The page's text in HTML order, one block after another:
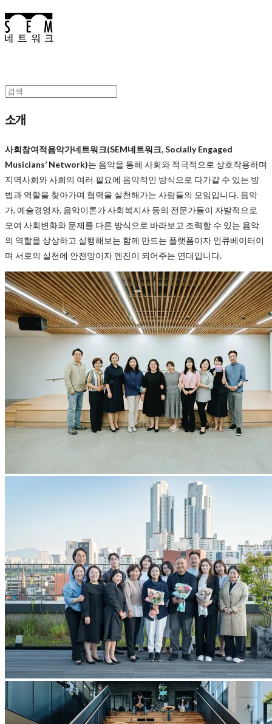
소개
사회참여적음악가네트워크(SEM네트워크, Socially Engaged
Musicians’ Network)는 음악을 통해 사회와 적극적으로 상호작용하며
지역사회와 사회의 여러 필요에 음악적인 방식으로 다가갈 수 있는 방
법과 역할을 찾아가며 협력을 실천해가는 사람들의 모임입니다. 음악
가, 예술경영자, 음악이론가 사회복지사 등의 전문가들이 자발적으로
모여 사회변화와 문제를 다른 방식으로 바라보고 조력할 수 있는 음악
의 역할을 상상하고 실행해보는 함께 만드는 플랫폼이자 인큐베이터이
며 서로의 실천에 안전망이자 엔진이 되어주는 연대입니다.